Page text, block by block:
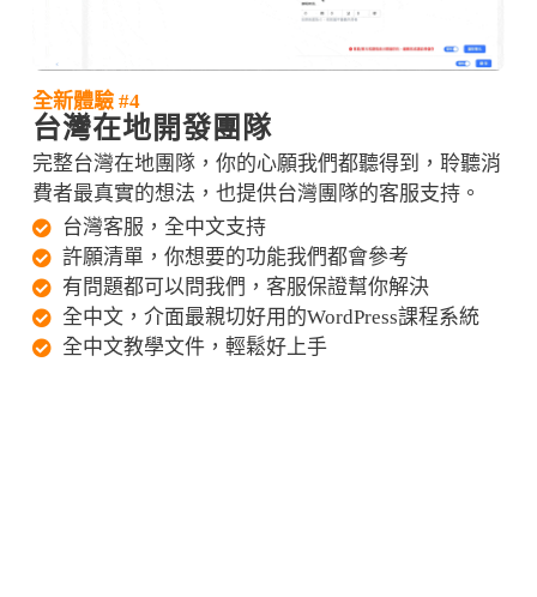
全新體驗 #4
台灣在地開發團隊
完整台灣在地團隊，你的心願我們都聽得到，聆聽消
費者最真實的想法，也提供台灣團隊的客服支持。
台灣客服，全中文支持
許願清單，你想要的功能我們都會參考
有問題都可以問我們，客服保證幫你解決
全中文，介面最親切好用的WordPress課程系統
全中文教學文件，輕鬆好上手